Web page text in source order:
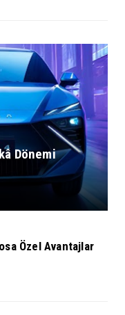
Dönemi
Özel Avantajlar